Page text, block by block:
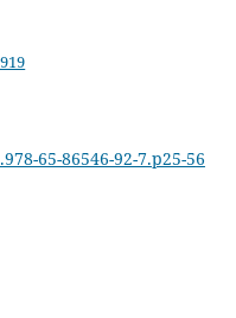
65-86546-92-7.p25-56